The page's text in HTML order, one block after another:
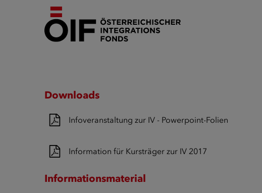
Downloads
Infoveranstaltung zur IV - Powerpoint-Folien
Information für Kursträger zur IV 2017
Informationsmaterial